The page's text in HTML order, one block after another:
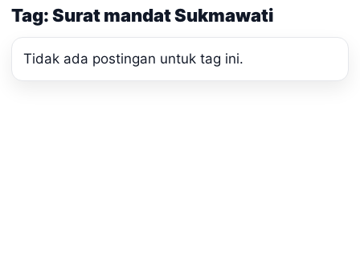
Tag: Surat mandat Sukmawati
Tidak ada postingan untuk tag ini.